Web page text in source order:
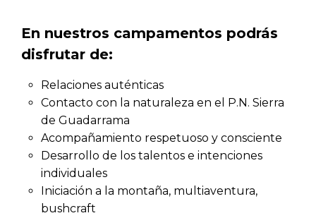
En nuestros campamentos podrás
disfrutar de:
Relaciones auténticas
Contacto con la naturaleza en el P.N. Sierra
de Guadarrama
Acompañamiento respetuoso y consciente
Desarrollo de los talentos e intenciones
individuales
Iniciación a la montaña, multiaventura,
bushcraft